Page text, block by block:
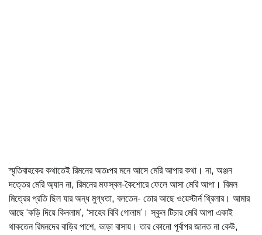
স্মৃতিবাহকের কথাতেই রিমনের অতঃপর মনে আসে মেরি আপার কথা। না, অঞ্জন
দত্তের মেরি অ্যান না, রিমনের মফস্বল-কৈশোরে ফেলে আসা মেরি আপা। বিমল
মিত্রের প্রতি ছিল যার অন্ধ মুগ্ধতা, বলতেন- তোর আছে ওয়েস্টার্ন থ্রিলার। আমার
আছে ‘কড়ি দিয়ে কিনলাম’, ‘সাহেব বিবি গোলাম’। স্কুল টিচার মেরি আপা একাই
থাকতেন রিমনদের বাড়ির পাশে, ভাড়া বাসায়। তার কোনো পূর্বাপর জানত না কেউ,